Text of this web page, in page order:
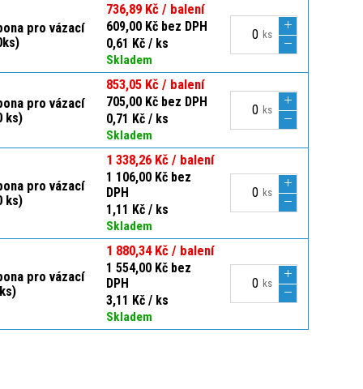
pro vázací
736,89 Kč / balení
609,00 Kč bez DPH
0,61 Kč / ks
Skladem
ks
pro vázací
ks)
853,05 Kč / balení
705,00 Kč bez DPH
0,71 Kč / ks
Skladem
ks
pro vázací
ks)
1 338,26 Kč / balení
1 106,00 Kč bez
DPH
1,11 Kč / ks
Skladem
ks
pro vázací
1 880,34 Kč / balení
1 554,00 Kč bez
DPH
3,11 Kč / ks
Skladem
ks